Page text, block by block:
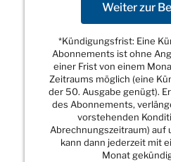
Weiter zur
*Kündigungsfrist: Eine
Abonnements ist ohne
einer Frist von einem
Zeitraums möglich (eine
der 50. Ausgabe genügt).
des Abonnements,
vorstehenden
Abrechnungszeitraum) auf
kann dann jederzeit mit
Monat